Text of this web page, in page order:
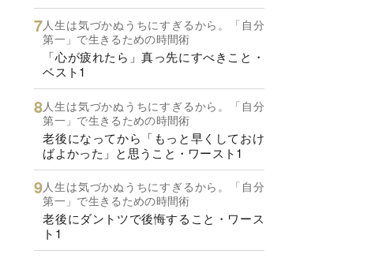
人生は気づかぬうちにすぎるから。「自分
第一」で生きるための時間術
「心が疲れたら」真っ先にすべきこと・
ベスト1
人生は気づかぬうちにすぎるから。「自分
第一」で生きるための時間術
老後になってから「もっと早くしておけ
ばよかった」と思うこと・ワースト1
人生は気づかぬうちにすぎるから。「自分
第一」で生きるための時間術
老後にダントツで後悔すること・ワース
ト1